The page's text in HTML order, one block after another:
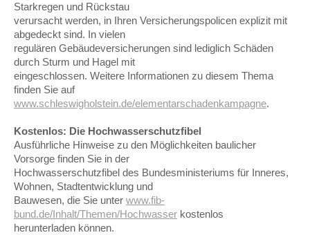
Starkregen und Rückstau
verursacht werden, in Ihren Versicherungspolicen explizit mit
abgedeckt sind. In vielen
regulären Gebäudeversicherungen sind lediglich Schäden
durch Sturm und Hagel mit
eingeschlossen. Weitere Informationen zu diesem Thema
finden Sie auf
www.schleswigholstein.de/elementarschadenkampagne.
Kostenlos: Die Hochwasserschutzfibel
Ausführliche Hinweise zu den Möglichkeiten baulicher
Vorsorge finden Sie in der
Hochwasserschutzfibel des Bundesministeriums für Inneres,
Wohnen, Stadtentwicklung und
Bauwesen, die Sie unter www.fib-
bund.de/Inhalt/Themen/Hochwasser kostenlos
herunterladen können.